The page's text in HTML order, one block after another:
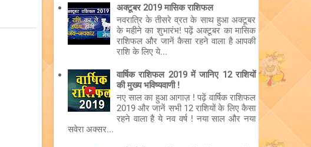
अक्टूबर 2019 मासिक राशिफल
नवरात्रि के तीसरे व्रत के साथ हुआ अक्टूबर
के महीने का शुभारंभ! पढ़ें अक्टूबर का मासिक
राशिफल और जानें कैसा रहने वाला है आपकी
राशि के लिए ये...
वार्षिक राशिफल 2019 में जानिए 12 राशियों
की मुख्य भविष्यवाणी !
नए साल का हुआ आगाज़ ! पढ़ें वार्षिक राशिफल
2019 और जानें सभी 12 राशियों के लिए कैसा
रहने वाला है ये नव वर्ष ! नया साल और नया
सवेरा अक्सर...